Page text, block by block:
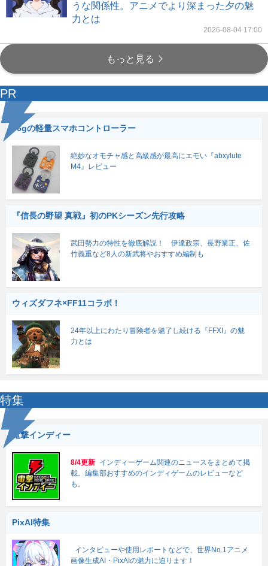
うな関係性。アニメでより深まった夕の魅
力とは
2026-08-04 17:00
もっと見る
PR
56gの軽量スマホコントローラー
絶妙なオモチャ感と高級感が最高にエモい『abxylute
M4』レビュー
『信長の野望 真戦』初のPKシーズン先行攻略
武田勢力の特性を徹底解説！ 伊達政宗、長野業正、佐
竹義重など8人の新武将やおすすめ編制も
ウィズダフネ×FF11コラボ！
24年以上にわたり冒険者を魅了し続ける『FFXI』の魅
力とは
特集
電撃インディー
8/4更新 インディーゲーム関連のニュースをまとめて掲
載。編集部おすすめのインディゲームのレビューなど
も。
PixAI特集
インタビューや使用レポートなどで、世界No.1アニメ
画像生成AI・PixAIの魅力に迫ります！